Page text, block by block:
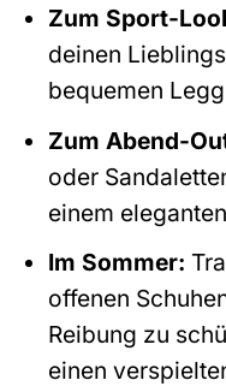
Zum Sport-
deinen
bequemen
Zum Abend-
oder
einem
Im Sommer:
offenen
Reibung zu
einen